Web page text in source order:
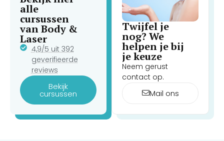
alle
cursussen
van Body &
Laser
4,9/5 uit 392
geverifieerde
reviews
Bekijk
cursussen
Twijfel je
nog? We
helpen je bij
je keuze
Neem gerust
contact op.
Mail ons